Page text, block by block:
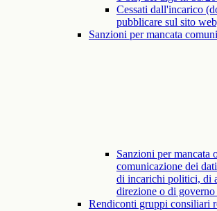
Cessati dall'incarico
pubblicare sul sito
Sanzioni per mancata
Sanzioni per mancata
comunicazione dei
di incarichi politici, di
direzione o di governo
Rendiconti gruppi consiliari